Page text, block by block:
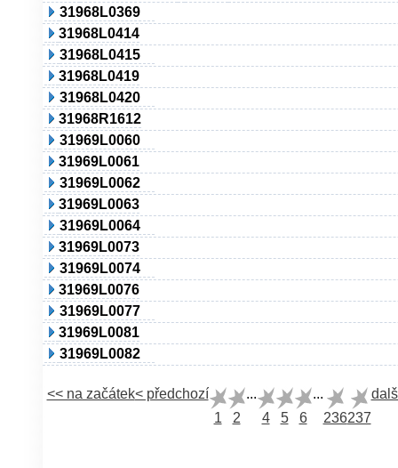
31968L0369
31968L0414
31968L0415
31968L0419
31968L0420
31968R1612
31969L0060
31969L0061
31969L0062
31969L0063
31969L0064
31969L0073
31969L0074
31969L0076
31969L0077
31969L0081
31969L0082
<< na začátek< předchozí
1
2
...
4
5 6
...
236237